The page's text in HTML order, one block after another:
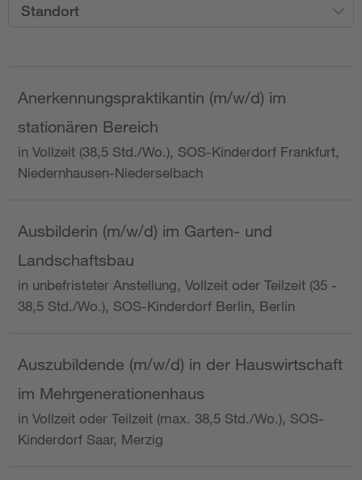
Standort
Anerkennungspraktikantin (m/w/d) im
stationären Bereich
in Vollzeit (38,5 Std./Wo.), SOS-Kinderdorf Frankfurt,
Niedernhausen-Niederselbach
Ausbilderin (m/w/d) im Garten- und
Landschaftsbau
in unbefristeter Anstellung, Vollzeit oder Teilzeit (35 -
38,5 Std./Wo.), SOS-Kinderdorf Berlin, Berlin
Auszubildende (m/w/d) in der Hauswirtschaft
im Mehrgenerationenhaus
in Vollzeit oder Teilzeit (max. 38,5 Std./Wo.), SOS-
Kinderdorf Saar, Merzig